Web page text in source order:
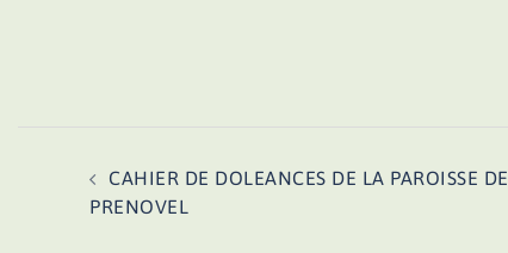
d’article
CAHIER DE DOLEANCES DE LA PAROISSE DE
PRENOVEL